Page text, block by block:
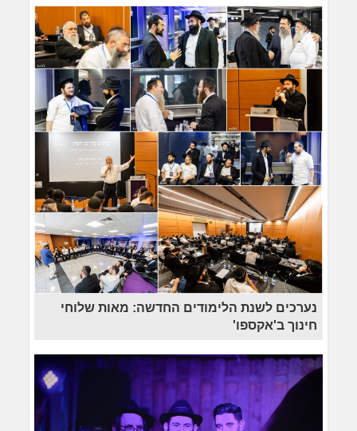
נערכים לשנת הלימודים החדשה: מאות שלוחי
חינוך ב'אקספו'